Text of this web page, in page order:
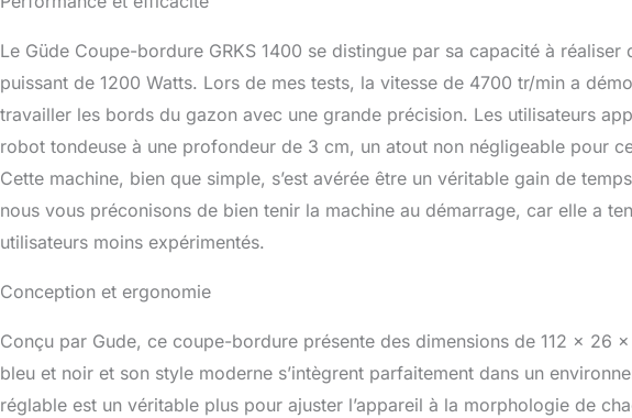
Le Güde Coupe-bordure GRKS 1400 se distingue par sa capacité à
puissant de 1200 Watts. Lors de mes tests, la vitesse de 4700 tr/min a
travailler les bords du gazon avec une grande précision. Les utilisateurs
robot tondeuse à une profondeur de 3 cm, un atout non négligeable pour
Cette machine, bien que simple, s’est avérée être un véritable gain de
nous vous préconisons de bien tenir la machine au démarrage, car elle a
utilisateurs moins expérimentés.
Conception et ergonomie
Conçu par Gude, ce coupe-bordure présente des dimensions de 112 x 26
bleu et noir et son style moderne s’intègrent parfaitement dans un
réglable est un véritable plus pour ajuster l’appareil à la morphologie de